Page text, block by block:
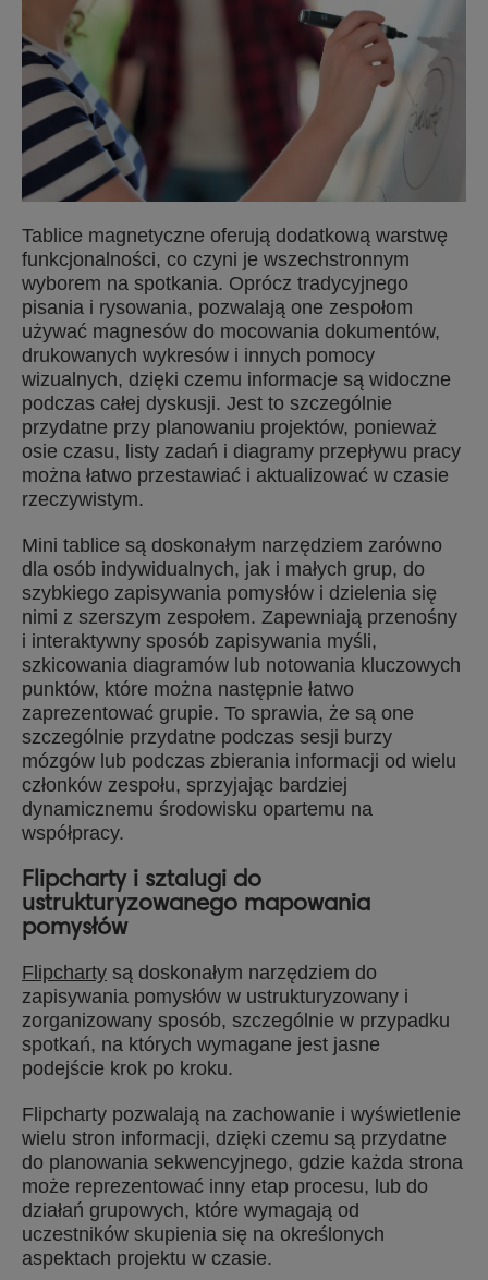
Tablice magnetyczne oferują dodatkową warstwę
funkcjonalności, co czyni je wszechstronnym
wyborem na spotkania. Oprócz tradycyjnego
pisania i rysowania, pozwalają one zespołom
używać magnesów do mocowania dokumentów,
drukowanych wykresów i innych pomocy
wizualnych, dzięki czemu informacje są widoczne
podczas całej dyskusji. Jest to szczególnie
przydatne przy planowaniu projektów, ponieważ
osie czasu, listy zadań i diagramy przepływu pracy
można łatwo przestawiać i aktualizować w czasie
rzeczywistym.
Mini tablice są doskonałym narzędziem zarówno
dla osób indywidualnych, jak i małych grup, do
szybkiego zapisywania pomysłów i dzielenia się
nimi z szerszym zespołem. Zapewniają przenośny
i interaktywny sposób zapisywania myśli,
szkicowania diagramów lub notowania kluczowych
punktów, które można następnie łatwo
zaprezentować grupie. To sprawia, że są one
szczególnie przydatne podczas sesji burzy
mózgów lub podczas zbierania informacji od wielu
członków zespołu, sprzyjając bardziej
dynamicznemu środowisku opartemu na
współpracy.
Flipcharty i sztalugi do
ustrukturyzowanego mapowania
pomysłów
Flipcharty są doskonałym narzędziem do
zapisywania pomysłów w ustrukturyzowany i
zorganizowany sposób, szczególnie w przypadku
spotkań, na których wymagane jest jasne
podejście krok po kroku.
Flipcharty pozwalają na zachowanie i wyświetlenie
wielu stron informacji, dzięki czemu są przydatne
do planowania sekwencyjnego, gdzie każda strona
może reprezentować inny etap procesu, lub do
działań grupowych, które wymagają od
uczestników skupienia się na określonych
aspektach projektu w czasie.